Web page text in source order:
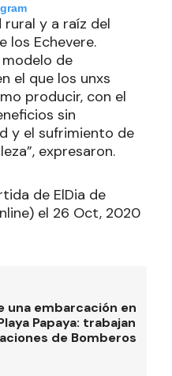
y a raíz del
los Echevere.
de
el que los unxs
producir, con el
sin
y el sufrimiento de
expresaron.
de ElDia de
el 26 Oct, 2020
una embarcación en
Papaya: trabajan
de Bomberos